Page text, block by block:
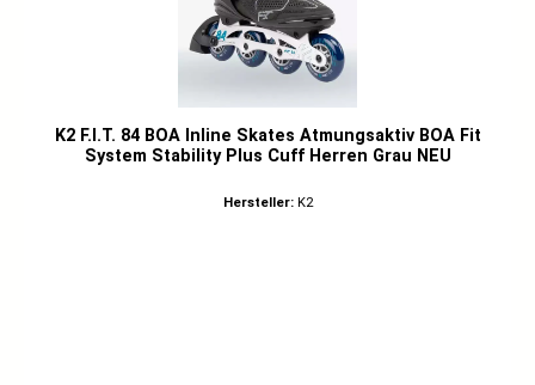
K2 F.I.T. 84 BOA Inline Skates Atmungsaktiv BOA Fit
System Stability Plus Cuff Herren Grau NEU
Hersteller: K2